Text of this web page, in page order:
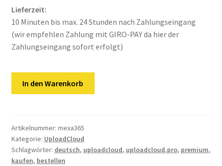
Versandinfos
Widerrufsbelehrung
Lieferzeit:
10 Minuten bis max. 24 Stunden nach Zahlungseingang
(wir empfehlen Zahlung mit GIRO-PAY da hier der
Zahlungseingang sofort erfolgt)
Premium
Key
Menge
In den Warenkorb
Artikelnummer: mexa365
Kategorie: UploadCloud
Schlagwörter: deutsch, uploadcloud, uploadcloud.pro, premium,
kaufen, bestellen